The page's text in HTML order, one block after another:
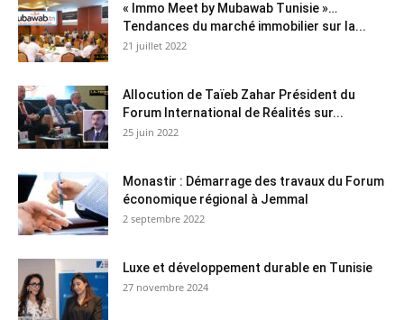
« Immo Meet by Mubawab Tunisie »…
Tendances du marché immobilier sur la...
21 juillet 2022
Allocution de Taïeb Zahar Président du
Forum International de Réalités sur...
25 juin 2022
Monastir : Démarrage des travaux du Forum
économique régional à Jemmal
2 septembre 2022
Luxe et développement durable en Tunisie
27 novembre 2024